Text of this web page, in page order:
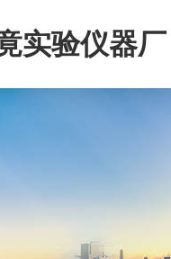
实验仪器厂